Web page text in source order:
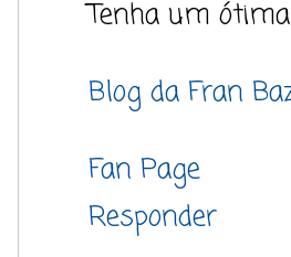
Tenha um
Blog da Fran
Fan Page
Responder